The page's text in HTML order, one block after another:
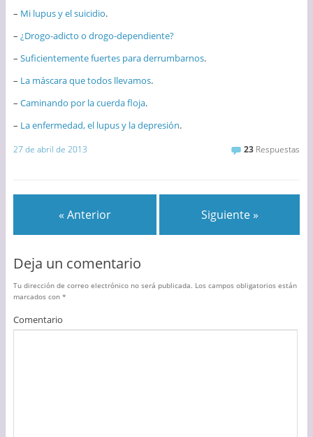
– Mi lupus y el suicidio.
– ¿Drogo-adicto o drogo-dependiente?
– Suficientemente fuertes para derrumbarnos.
– La máscara que todos llevamos.
– Caminando por la cuerda floja.
– La enfermedad, el lupus y la depresión.
27 de abril de 2013 23 Respuestas
« Anterior Siguiente »
Deja un comentario
Tu dirección de correo electrónico no será publicada. Los campos obligatorios están
marcados con *
Comentario